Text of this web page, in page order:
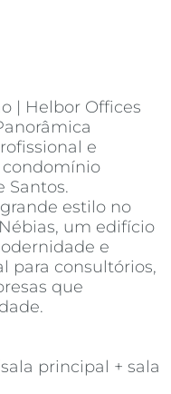
| Helbor Offices
e
condomínio
Santos.
estilo no
um edifício
e
para consultórios,
que
principal + sala